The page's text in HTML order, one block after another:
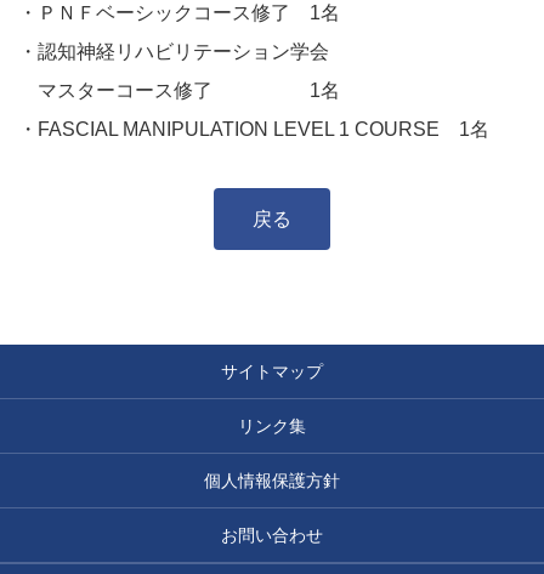
・ＰＮＦベーシックコース修了 1名
・認知神経リハビリテーション学会
マスターコース修了 1名
・FASCIAL MANIPULATION LEVEL 1 COURSE 1名
戻る
サイトマップ
リンク集
個人情報保護方針
お問い合わせ